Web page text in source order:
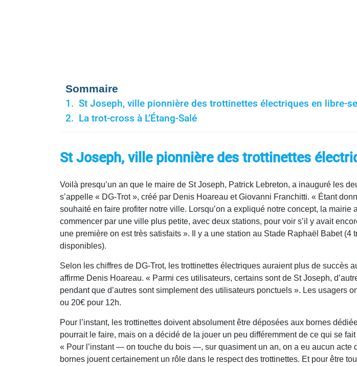
Sommaire
St Joseph, ville pionnière des trottinettes électriques en libre-
La trot-cross à L’Étang-Salé
St Joseph, ville pionnière des trottinettes
Voilà presqu’un an que le maire de St Joseph, Patrick Lebreton, a inauguré les
s’appelle « DG-Trot », créé par Denis Hoareau et Giovanni Franchitti. « Étant
souhaité en faire profiter notre ville. Lorsqu’on a expliqué notre concept, la
commencer par une ville plus petite, avec deux stations, pour voir s’il y avait
une première on est très satisfaits ». Il y a une station au Stade Raphaël Babet
disponibles).
Selon les chiffres de DG-Trot, les trottinettes électriques auraient plus de succès
affirme Denis Hoareau. « Parmi ces utilisateurs, certains sont de St Joseph,
pendant que d’autres sont simplement des utilisateurs ponctuels ». Les usagers
ou 20€ pour 12h.
Pour l’instant, les trottinettes doivent absolument être déposées aux bornes
pourrait le faire, mais on a décidé de la jouer un peu différemment de ce qui se
« Pour l’instant — on touche du bois —, sur quasiment un an, on a eu aucun
bornes jouent certainement un rôle dans le respect des trottinettes. Et pour être